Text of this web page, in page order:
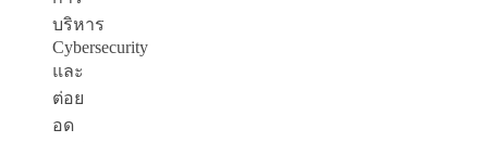
บริหาร
Cybersecurity
และ
ต่อย
อด